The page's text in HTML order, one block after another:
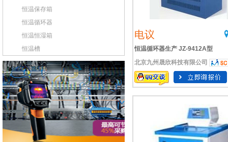
电议
恒温循环器生产 JZ-9412A型
北京九州晟欣科技有限公司
恒温保存箱
恒温循环器
恒温恒湿箱
恒温槽